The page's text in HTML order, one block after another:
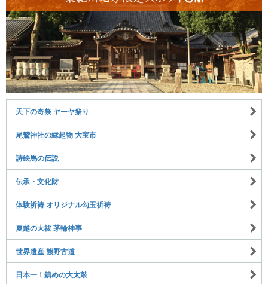
天下の奇祭 ヤーヤ祭り
尾鷲神社の縁起物 大宝市
詩絵馬の伝説
伝承・文化財
体験祈祷 オリジナル勾玉祈祷
夏越の大祓 茅輪神事
世界遺産 熊野古道
日本一！鎮めの大太鼓